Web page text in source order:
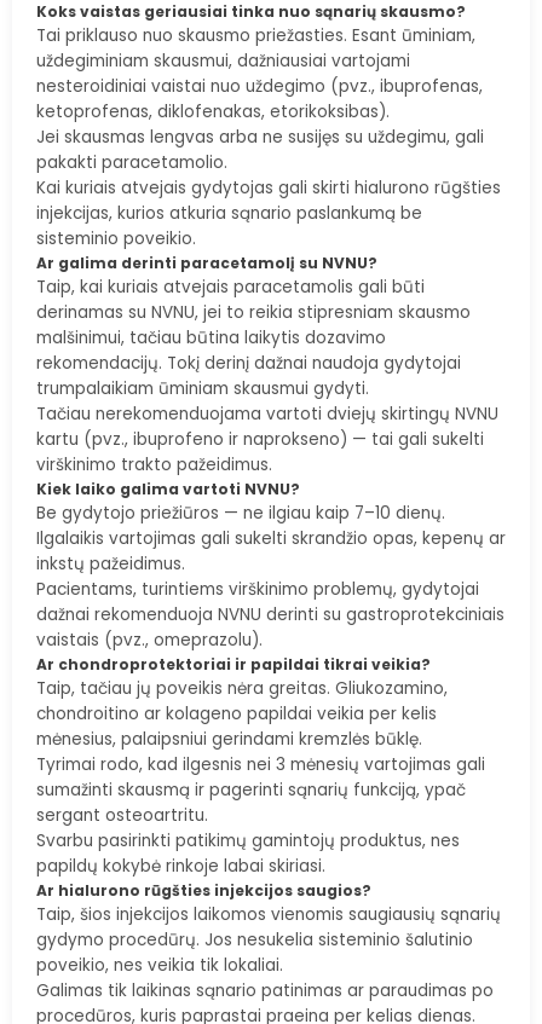
Koks vaistas geriausiai tinka nuo sąnarių skausmo?
Tai priklauso nuo skausmo priežasties. Esant ūminiam,
uždegiminiam skausmui, dažniausiai vartojami
nesteroidiniai vaistai nuo uždegimo (pvz., ibuprofenas,
ketoprofenas, diklofenakas, etorikoksibas).
Jei skausmas lengvas arba ne susijęs su uždegimu, gali
pakakti paracetamolio.
Kai kuriais atvejais gydytojas gali skirti hialurono rūgšties
injekcijas, kurios atkuria sąnario paslankumą be
sisteminio poveikio.
Ar galima derinti paracetamolį su NVNU?
Taip, kai kuriais atvejais paracetamolis gali būti
derinamas su NVNU, jei to reikia stipresniam skausmo
malšinimui, tačiau būtina laikytis dozavimo
rekomendacijų. Tokį derinį dažnai naudoja gydytojai
trumpalaikiam ūminiam skausmui gydyti.
Tačiau nerekomenduojama vartoti dviejų skirtingų NVNU
kartu (pvz., ibuprofeno ir naprokseno) — tai gali sukelti
virškinimo trakto pažeidimus.
Kiek laiko galima vartoti NVNU?
Be gydytojo priežiūros — ne ilgiau kaip 7–10 dienų.
Ilgalaikis vartojimas gali sukelti skrandžio opas, kepenų ar
inkstų pažeidimus.
Pacientams, turintiems virškinimo problemų, gydytojai
dažnai rekomenduoja NVNU derinti su gastroprotekciniais
vaistais (pvz., omeprazolu).
Ar chondroprotektoriai ir papildai tikrai veikia?
Taip, tačiau jų poveikis nėra greitas. Gliukozamino,
chondroitino ar kolageno papildai veikia per kelis
mėnesius, palaipsniui gerindami kremzlės būklę.
Tyrimai rodo, kad ilgesnis nei 3 mėnesių vartojimas gali
sumažinti skausmą ir pagerinti sąnarių funkciją, ypač
sergant osteoartritu.
Svarbu pasirinkti patikimų gamintojų produktus, nes
papildų kokybė rinkoje labai skiriasi.
Ar hialurono rūgšties injekcijos saugios?
Taip, šios injekcijos laikomos vienomis saugiausių sąnarių
gydymo procedūrų. Jos nesukelia sisteminio šalutinio
poveikio, nes veikia tik lokaliai.
Galimas tik laikinas sąnario patinimas ar paraudimas po
procedūros, kuris paprastai praeina per kelias dienas.